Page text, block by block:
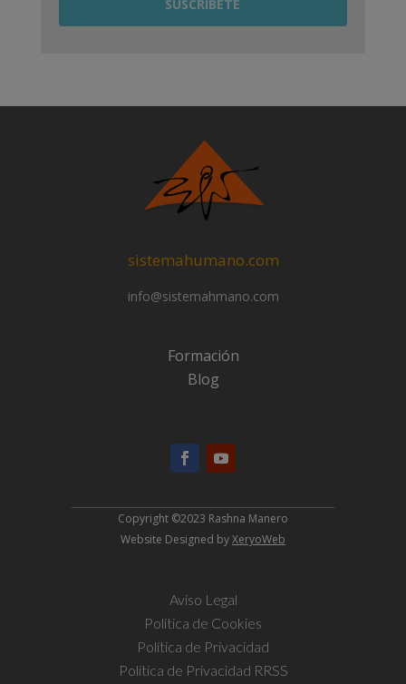
sistemahumano.com
info@sistemahmano.com
Formación
Blog
Copyright ©2023 Rashna Manero
Website Designed byXeryoWeb
Aviso Legal
Política de Cookies
Política de Privacidad
Política de Privacidad RRSS